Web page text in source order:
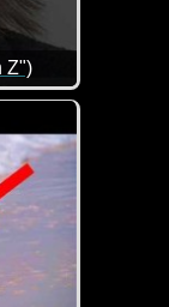
Z")
wirklich